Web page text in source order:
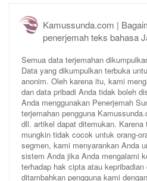
Kamussunda.com |
penerjemah teks bahasa
Semua data terjemahan
Data yang dikumpulkan terbuka
anonim. Oleh karena itu, kami
dan data pribadi Anda tidak boleh
Anda menggunakan Penerjemah
terjemahan pengguna
dll. artikel dapat ditemukan. Karena
mungkin tidak cocok untuk orang-
segmen, kami menyarankan Anda
sistem Anda jika Anda mengalami
terhadap hak cipta atau
ditambahkan pengguna kami